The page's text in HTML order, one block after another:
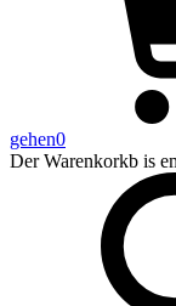
gehen0
Der Warenkorkb is